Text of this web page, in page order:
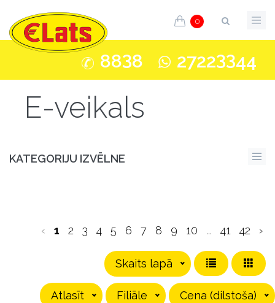
0
8838 27223344
E-veikals
KATEGORIJU IZVĒLNE
‹ 1 2 3 4 5 6 7 8 9 10 ... 41 42 ›
Skaits lapā
Cena (dilstoša)
Filiāle
Atlasīt